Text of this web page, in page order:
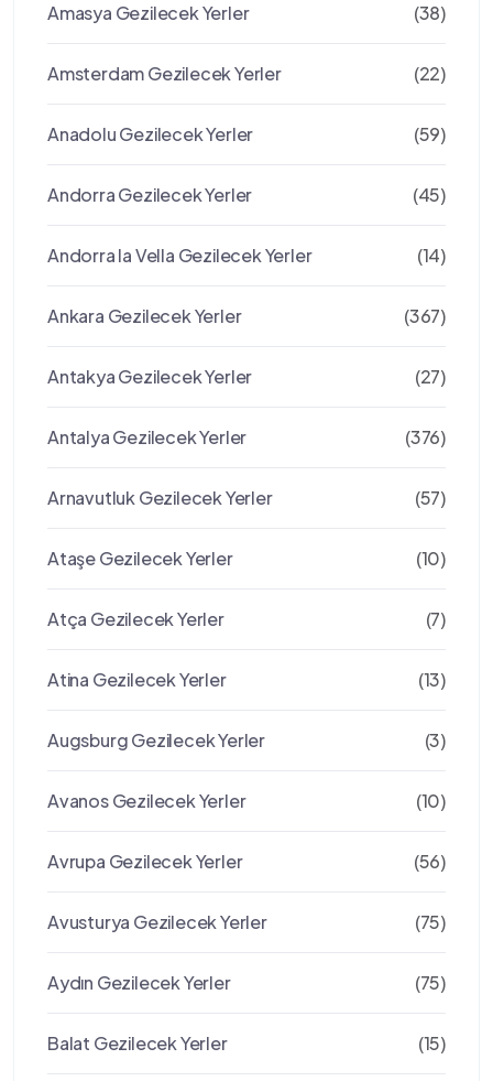
Amasya Gezilecek Yerler (38)
Amsterdam Gezilecek Yerler (22)
Anadolu Gezilecek Yerler (59)
Andorra Gezilecek Yerler (45)
Andorra la Vella Gezilecek Yerler (14)
Ankara Gezilecek Yerler (367)
Antakya Gezilecek Yerler (27)
Antalya Gezilecek Yerler (376)
Arnavutluk Gezilecek Yerler (57)
Ataşe Gezilecek Yerler (10)
Atça Gezilecek Yerler (7)
Atina Gezilecek Yerler (13)
Augsburg Gezilecek Yerler (3)
Avanos Gezilecek Yerler (10)
Avrupa Gezilecek Yerler (56)
Avusturya Gezilecek Yerler (75)
Aydın Gezilecek Yerler (75)
Balat Gezilecek Yerler (15)